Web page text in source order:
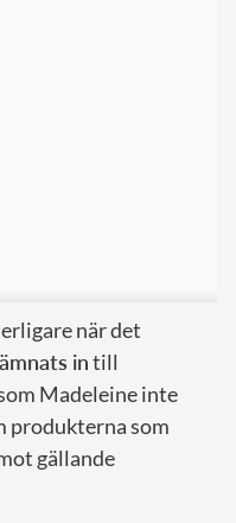
när det
intill
Madeleine inte
produkterna som
gällande